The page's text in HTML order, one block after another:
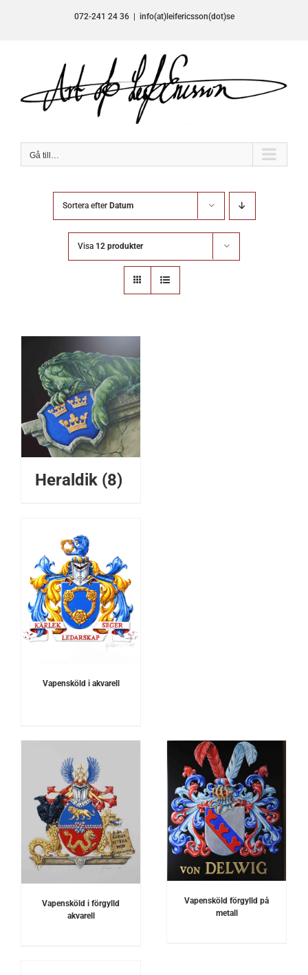
072-241 24 36 info(at)leifericsson(dot)se
Gå till…
Sortera efter Datum
Visa 12 produkter
Heraldik (8)
Vapensköld i akvarell
Vapensköld i förgylld
akvarell
DETALJER
Vapensköld förgylld på
metall